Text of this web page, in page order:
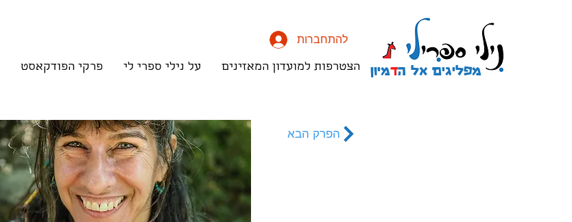
להתחברות
הצטרפות למועדון המאזינים על נילי ספרי לי פרקי הפודקאסט מפליגים אל הדמיון
הפרק הבא